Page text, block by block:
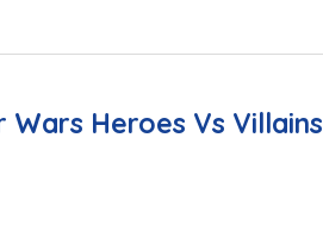
Heroes Vs Villains